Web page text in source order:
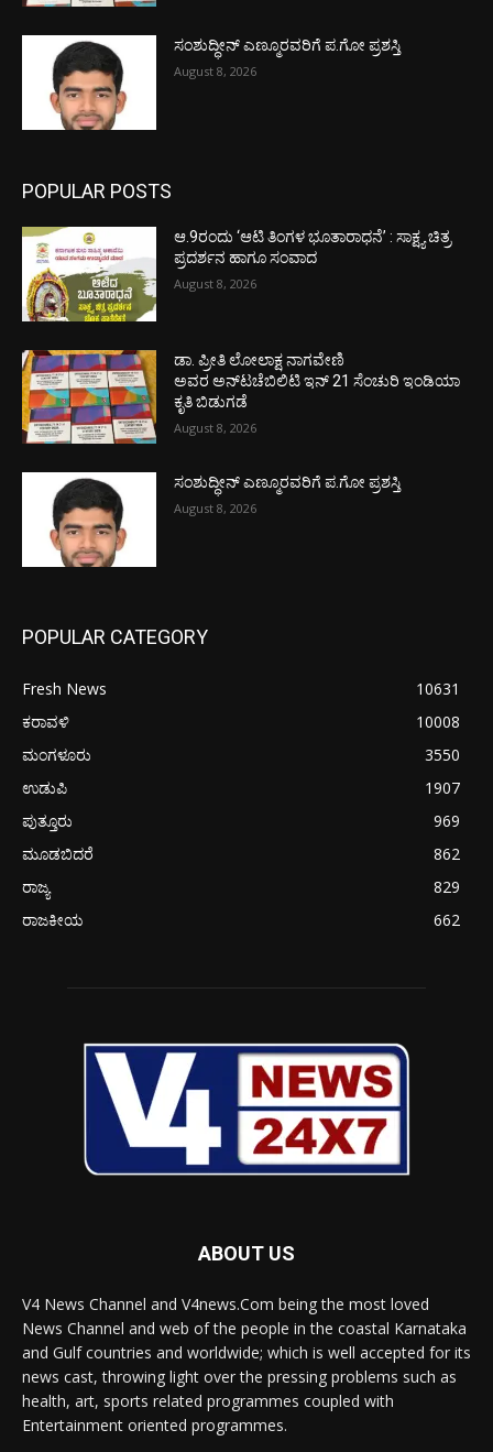
ಸಂಶುದ್ಧೀನ್ ಎಣ್ಮೂರವರಿಗೆ ಪ.ಗೋ ಪ್ರಶಸ್ತಿ
August 8, 2026
POPULAR POSTS
ಆ.9ರಂದು ‘ಆಟಿ ತಿಂಗಳ ಭೂತಾರಾಧನೆ’ : ಸಾಕ್ಷ್ಯ ಚಿತ್ರ
ಪ್ರದರ್ಶನ ಹಾಗೂ ಸಂವಾದ
August 8, 2026
ಡಾ. ಪ್ರೀತಿ ಲೋಲಾಕ್ಷ ನಾಗವೇಣಿ
ಅವರ ಅನ್‌ಟಚೆಬಿಲಿಟಿ ಇನ್ 21 ಸೆಂಚುರಿ ಇಂಡಿಯಾ
ಕೃತಿ ಬಿಡುಗಡೆ
August 8, 2026
ಸಂಶುದ್ಧೀನ್ ಎಣ್ಮೂರವರಿಗೆ ಪ.ಗೋ ಪ್ರಶಸ್ತಿ
August 8, 2026
POPULAR CATEGORY
Fresh News
10631
ಕರಾವಳಿ
10008
ಮಂಗಳೂರು
3550
ಉಡುಪಿ
1907
ಪುತ್ತೂರು
969
ಮೂಡಬಿದರೆ
862
ರಾಜ್ಯ
829
ರಾಜಕೀಯ
662
ABOUT US
V4 News Channel and V4news.Com being the most loved
News Channel and web of the people in the coastal Karnataka
and Gulf countries and worldwide; which is well accepted for its
news cast, throwing light over the pressing problems such as
health, art, sports related programmes coupled with
Entertainment oriented programmes.